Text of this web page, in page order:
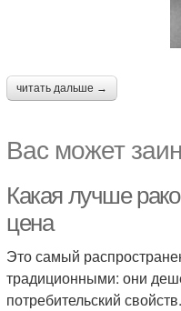
читать дальше →
Вас может
Какая лучше
цена
Это самый
традиционными: они
потребительский свойств.